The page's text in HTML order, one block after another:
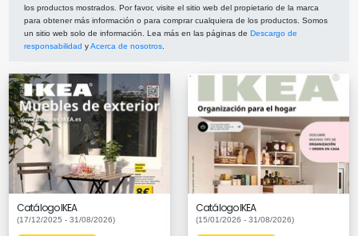
los productos mostrados. Por favor, visite el sitio web del propietario de la marca
para obtener más información o para comprar cualquiera de los productos. Somos
un sitio web solo de información. Lea más en las páginas de Descargo de
responsabilidad yAcerca de nosotros
Catálogo IKEA
(17/12/2025 - 31/08/2026)
Catálogo IKEA
(15/01/2026 - 31/08/2026)